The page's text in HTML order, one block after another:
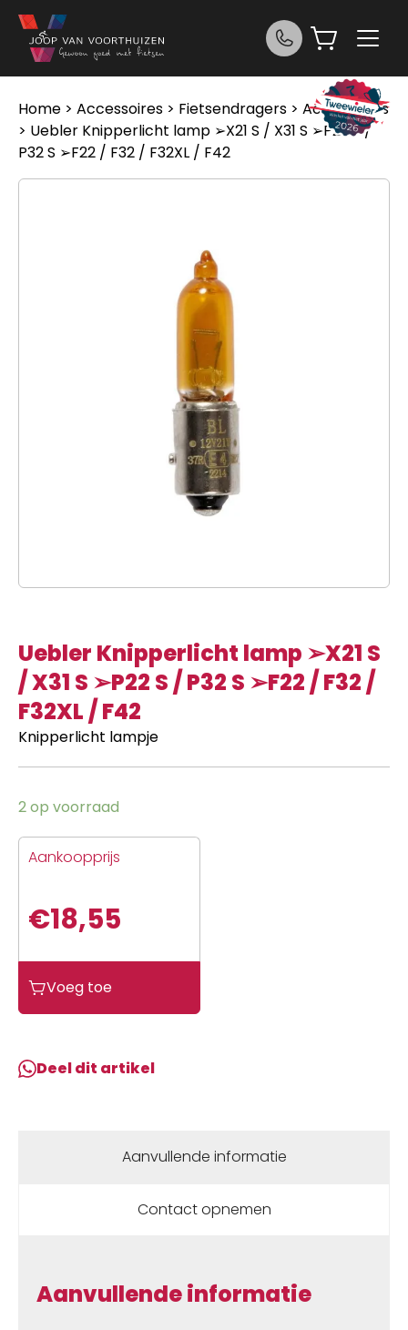
Ga naar de inhoud
Home > Accessoires > Fietsendragers > Accessoires
> Uebler Knipperlicht lamp ➢X21 S / X31 S ➢P22 S /
P32 S ➢F22 / F32 / F32XL / F42
Uebler Knipperlicht lamp ➢X21 S
/ X31 S ➢P22 S / P32 S ➢F22 / F32 /
F32XL / F42
Knipperlicht lampje
2 op voorraad
Aankoopprijs
€18,55
Knipperlicht
lamp
S
/
F32
Voeg toe
Deel dit artikel
Aanvullende informatie
Contact opnemen
Aanvullende informatie